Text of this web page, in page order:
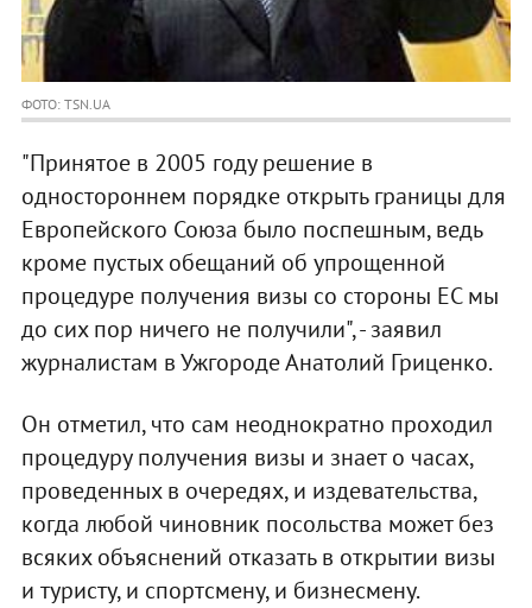
ФОТО: TSN.UA
"Принятое в 2005 году решение в
одностороннем порядке открыть границы для
Европейского Союза было поспешным, ведь
кроме пустых обещаний об упрощенной
процедуре получения визы со стороны ЕС мы
до сих пор ничего не получили", - заявил
журналистам в Ужгороде Анатолий Гриценко.
Он отметил, что сам неоднократно проходил
процедуру получения визы и знает о часах,
проведенных в очередях, и издевательства,
когда любой чиновник посольства может без
всяких объяснений отказать в открытии визы
и туристу, и спортсмену, и бизнесмену.